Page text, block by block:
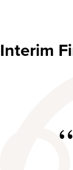
Interim